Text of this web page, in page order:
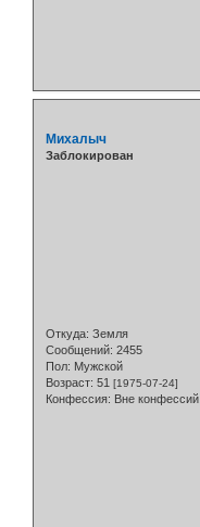
Михалыч
Заблокирован
Откуда: Земля
Сообщений: 2455
Пол: Мужской
Возраст: 51 [1975-07-24]
Конфессия: Вне конфессий.